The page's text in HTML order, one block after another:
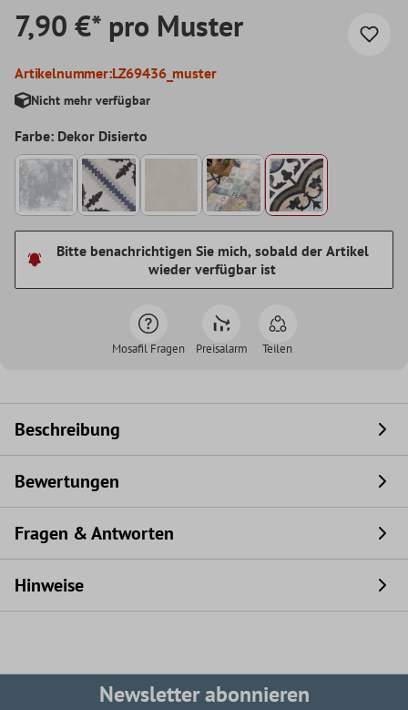
7,90 €* pro Muster
Artikelnummer:LZ69436_muster
Nicht mehr verfügbar
Farbe: Dekor Disierto
Bitte benachrichtigen Sie mich, sobald der Artikel
wieder verfügbar ist
Mosafil Fragen Preisalarm Teilen
Beschreibung
Bewertungen
Fragen & Antworten
Hinweise
Newsletter abonnieren